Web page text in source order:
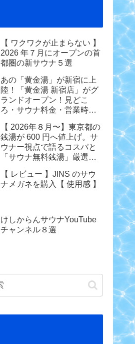
【 ワクワクが止まらない 】
2026 年７月にオープンの首
都圏の新サウナ５選
あの「黄金湯」が新宿に上
陸！「黄金湯 新宿店」がグ
ランドオープン！見どこ
ろ・サウナ料金・営業時間
【 2026年８月〜】東京都の
銭湯が 600 円へ値上げ。サ
ウナー視点で語るコスパと
「サウナ無料銭湯」厳選ま
【 レビュー 】JINS のサウ
ナメガネを購入【 使用感 】
けしからんサウナYouTube
チャンネル８選